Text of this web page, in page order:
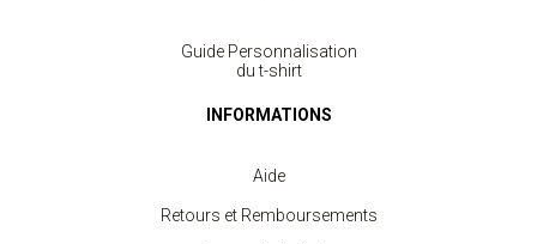
Guide Personnalisation
du t-shirt
INFORMATIONS
Aide
Retours et Remboursements